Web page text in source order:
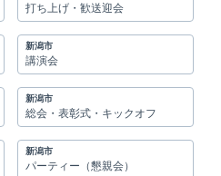
打ち上げ・歓送迎会
新潟市
講演会
新潟市
総会・表彰式・キックオフ
新潟市
パーティー（懇親会）